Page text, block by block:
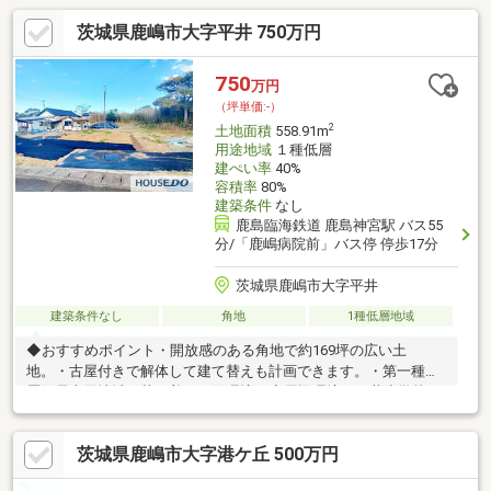
茨城県鹿嶋市大字平井 750万円
750万円
（坪単価:-）
土地面積558.91m2
用途地域１種低層
建ぺい率40%
容積率80%
建築条件なし
鹿島臨海鉄道 鹿島神宮駅 バス55
分/「鹿嶋病院前」バス停 停歩17分
茨城県鹿嶋市大字平井
建築条件なし 角地 1種低層地域
◆おすすめポイント・開放感のある角地で約169坪の広い土
地。・古屋付きで解体して建て替えも計画できます。・第一種低
で徒歩約17分。・平井中学校まで徒歩約18分。・鹿島神宮駅まで
車で約14分。◆ご案内現地のご見学を承ります。お気軽にご予約
ください。茨城県鹿嶋市大字港ケ丘 500万円